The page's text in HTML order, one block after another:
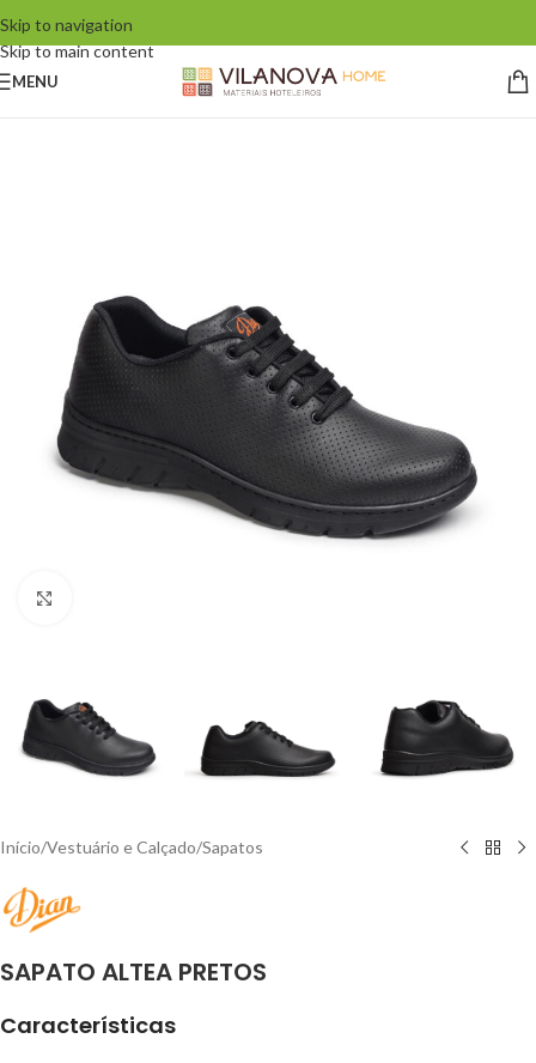
Skip to navigation
Skip to main content
MENU
Início/Vestuário e Calçado/Sapatos
SAPATO ALTEA PRETOS
Características